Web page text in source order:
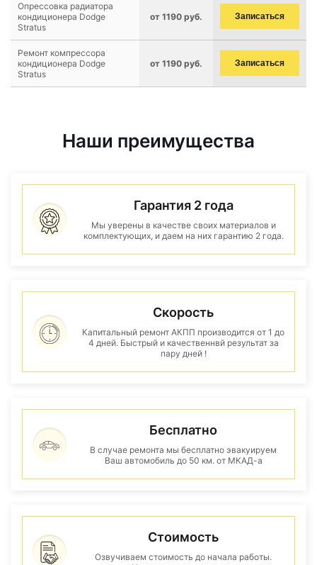
Опрессовка радиатора
кондиционера Dodge
Stratus
от 1190 руб. Записаться
Ремонт компрессора
кондиционера Dodge
Stratus
от 1190 руб. Записаться
Наши преимущества
Гарантия 2 года
Мы уверены в качестве своих материалов и
комплектующих, и даем на них гарантию 2 года.
Скорость
Капитальный ремонт АКПП производится от 1 до
4 дней. Быстрый и качественнвй результат за
пару дней !
Бесплатно
В случае ремонта мы бесплатно эвакуируем
Ваш автомобиль до 50 км. от МКАД-а
Стоимость
Озвучиваем стоимость до начала работы.